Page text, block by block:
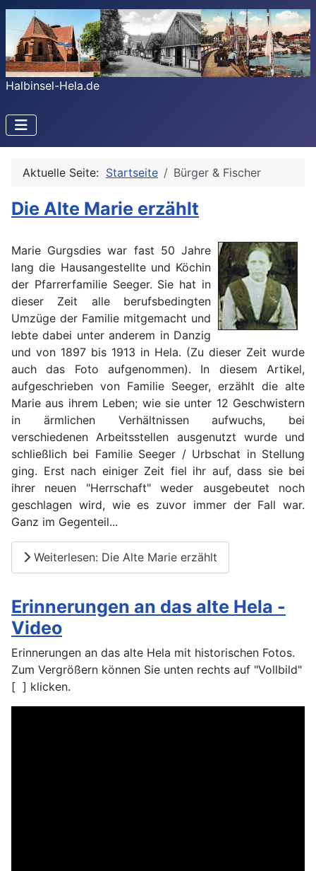
Halbinsel-Hela.de
Aktuelle Seite: Startseite Bürger & Fischer
Die Alte Marie erzählt
Marie Gurgsdies war fast 50 Jahre
lang die Hausangestellte und Köchin
der Pfarrerfamilie Seeger. Sie hat in
dieser Zeit alle berufsbedingten
Umzüge der Familie mitgemacht und
lebte dabei unter anderem in Danzig
und von 1897 bis 1913 in Hela. (Zu dieser Zeit wurde
auch das Foto aufgenommen). In diesem Artikel,
aufgeschrieben von Familie Seeger, erzählt die alte
Marie aus ihrem Leben; wie sie unter 12 Geschwistern
in ärmlichen Verhältnissen aufwuchs, bei
verschiedenen Arbeitsstellen ausgenutzt wurde und
schließlich bei Familie Seeger / Urbschat in Stellung
ging. Erst nach einiger Zeit fiel ihr auf, dass sie bei
ihrer neuen "Herrschaft" weder ausgebeutet noch
geschlagen wird, wie es zuvor immer der Fall war.
Ganz im Gegenteil...
Weiterlesen: Die Alte Marie erzählt
Erinnerungen an das alte Hela -
Video
Erinnerungen an das alte Hela mit historischen Fotos.
Zum Vergrößern können Sie unten rechts auf "Vollbild"
[ ] klicken.